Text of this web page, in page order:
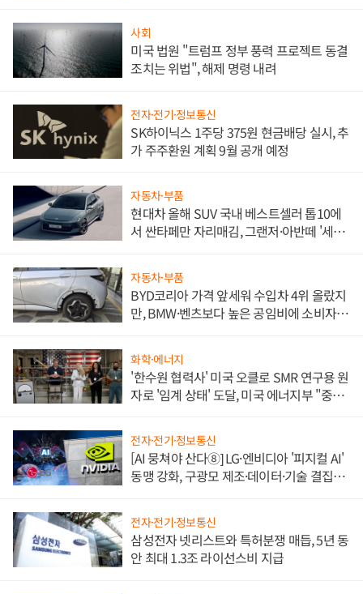
사회
미국 법원 "트럼프 정부 풍력 프로젝트 동결
조치는 위법", 해제 명령 내려
전자·전기·정보통신
SK하이닉스 1주당 375원 현금배당 실시, 추
가 주주환원 계획 9월 공개 예정
자동차·부품
현대차 올해 SUV 국내 베스트셀러 톱10에
서 싼타페만 자리매김, 그랜저·아반떼 '세단
자동차·부품
BYD코리아 가격 앞세워 수입차 4위 올랐지
만, BMW·벤츠보다 높은 공임비에 소비자
화학·에너지
'한수원 협력사' 미국 오클로 SMR 연구용 원
자로 '임계 상태' 도달, 미국 에너지부 "중요
전자·전기·정보통신
[AI 뭉쳐야 산다⑧] LG·엔비디아 '피지컬 AI'
동맹 강화, 구광모 제조·데이터·기술 결집
전자·전기·정보통신
삼성전자 넷리스트와 특허분쟁 매듭, 5년 동
안 최대 1.3조 라이선스비 지급